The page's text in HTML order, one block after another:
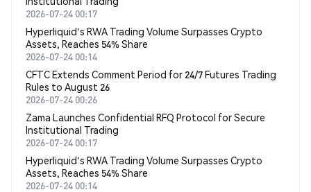
2026-07-24 00:17
Hyperliquid's RWA Trading Volume Surpasses Crypto
Assets, Reaches 54% Share
2026-07-24 00:14
CFTC Extends Comment Period for 24/7 Futures Trading
Rules to August 26
2026-07-24 00:26
Zama Launches Confidential RFQ Protocol for Secure
Institutional Trading
2026-07-24 00:17
Hyperliquid's RWA Trading Volume Surpasses Crypto
Assets, Reaches 54% Share
2026-07-24 00:14